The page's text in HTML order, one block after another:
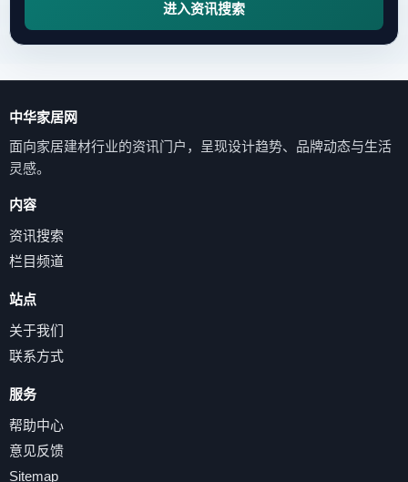
进入资讯搜索
中华家居网
面向家居建材行业的资讯门户，呈现设计趋势、品牌动态与生活
灵感。
内容
资讯搜索
栏目频道
站点
关于我们
联系方式
服务
帮助中心
意见反馈
Sitemap